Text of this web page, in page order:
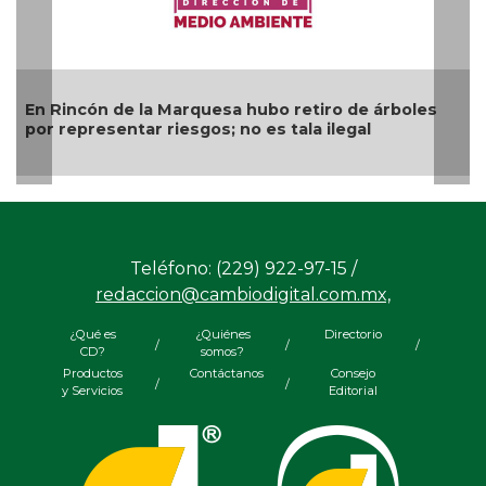
de la Marquesa hubo retiro de árboles
riesgos; no es tala ilegal
Más
Teléfono: (229) 922-97-15 /
redaccion@cambiodigital.com.mx,
¿Qué es
CD?
/
¿Quiénes
somos?
/
Directorio
/
Productos
y Servicios
/
Contáctanos
/
Consejo
Editorial